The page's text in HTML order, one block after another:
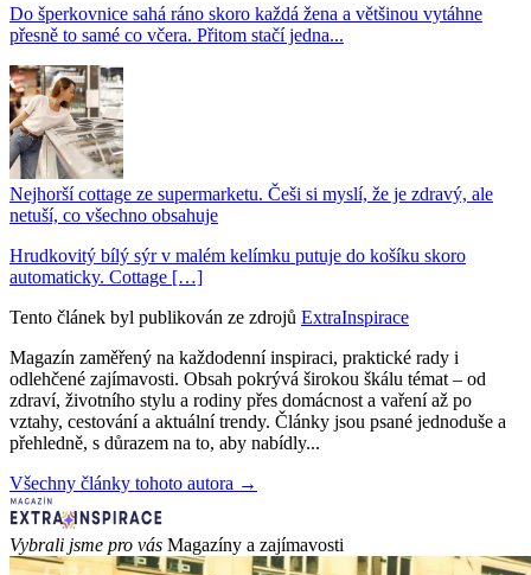
Do šperkovnice sahá ráno skoro každá žena a většinou vytáhne
přesně to samé co včera. Přitom stačí jedna...
Nejhorší cottage ze supermarketu. Češi si myslí, že je zdravý, ale
netuší, co všechno obsahuje
Hrudkovitý bílý sýr v malém kelímku putuje do košíku skoro
automaticky. Cottage […]
Tento článek byl publikován ze zdrojů ExtraInspirace
Magazín zaměřený na každodenní inspiraci, praktické rady i
odlehčené zajímavosti. Obsah pokrývá širokou škálu témat – od
zdraví, životního stylu a rodiny přes domácnost a vaření až po
vztahy, cestování a aktuální trendy. Články jsou psané jednoduše a
přehledně, s důrazem na to, aby nabídly...
Všechny články tohoto autora →
Vybrali jsme pro vás Magazíny a zajímavosti